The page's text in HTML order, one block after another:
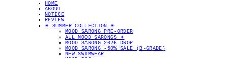
HOME
ABOUT
NOTICE
REVIEW
✴︎ SUMMER COLLECTION ✴︎
MOOD SARONG PRE-ORDER
ALL MOOD SARONGS ✴︎
MOOD SARONG 2026 DROP
MOOD SARONG -50% SALE (B-GRADE)
NEW SWIMWEAR